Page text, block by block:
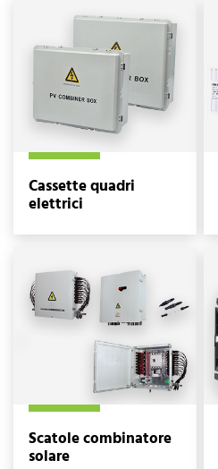
Cassette quadri
elettrici
Scatole combinatore
solare